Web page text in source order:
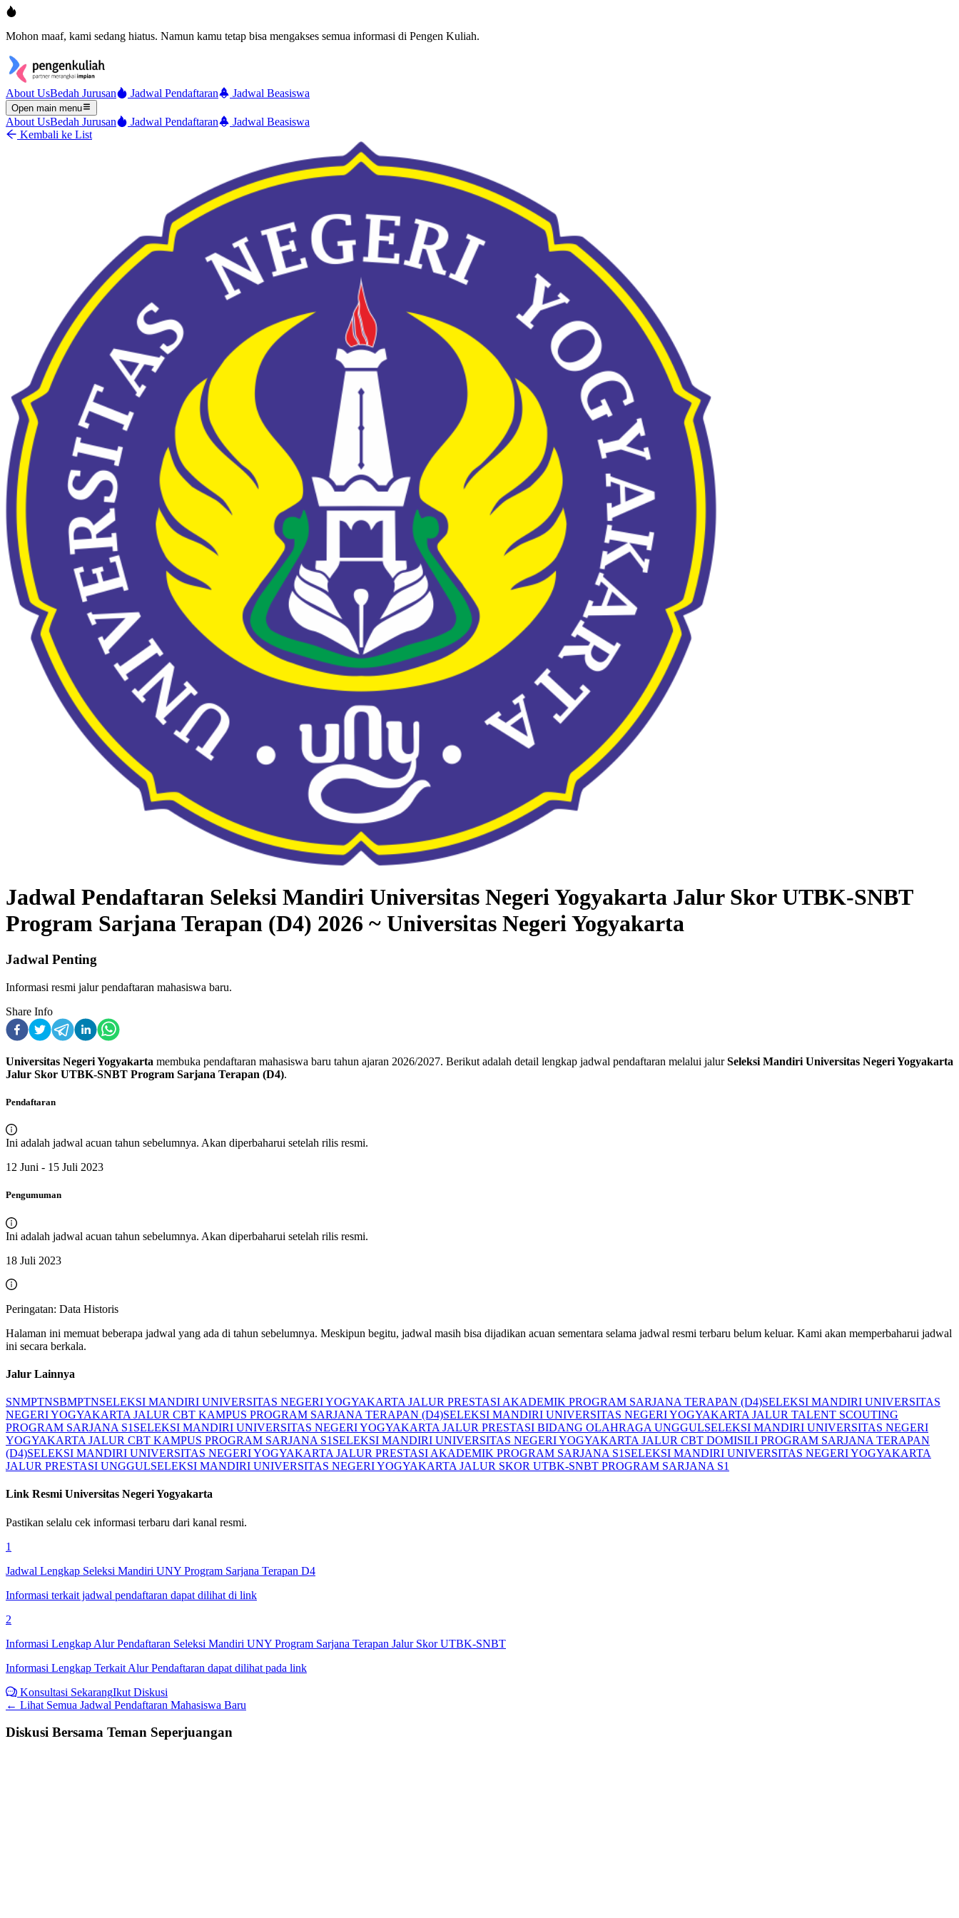
Mohon maaf, kami sedang hiatus. Namun kamu tetap bisa mengakses semua informasi di Pengen Kuliah.
About UsBedah Jurusan Jadwal Pendaftaran Jadwal Beasiswa
Open main menu
About UsBedah Jurusan Jadwal Pendaftaran
Jadwal Beasiswa
Kembali ke List
Jadwal Pendaftaran Seleksi Mandiri Universitas Negeri Yogyakarta Jalur Skor UTBK-SNBT
Program Sarjana Terapan (D4) 2026 ~ Universitas Negeri Yogyakarta
Jadwal Penting
Informasi resmi jalur pendaftaran mahasiswa baru.
Share Info
Universitas Negeri Yogyakarta membuka pendaftaran mahasiswa baru tahun ajaran 2026/2027. Berikut adalah detail lengkap jadwal pendaftaran melalui jalur Seleksi Mandiri Universitas Negeri Yogyakarta
Jalur Skor UTBK-SNBT Program Sarjana Terapan (D4).
Pendaftaran
Ini adalah jadwal acuan tahun sebelumnya. Akan diperbaharui setelah rilis resmi.
12 Juni - 15 Juli 2023
Pengumuman
Ini adalah jadwal acuan tahun sebelumnya. Akan diperbaharui setelah rilis resmi.
18 Juli 2023
Peringatan: Data Historis
Halaman ini memuat beberapa jadwal yang ada di tahun sebelumnya. Meskipun begitu, jadwal masih bisa dijadikan acuan sementara selama jadwal resmi terbaru belum keluar. Kami akan memperbaharui jadwal
ini secara berkala.
Jalur Lainnya
SNMPTNSBMPTNSELEKSI MANDIRI UNIVERSITAS NEGERI YOGYAKARTA JALUR PRESTASI AKADEMIK PROGRAM SARJANA TERAPAN (D4)SELEKSI MANDIRI UNIVERSITAS
NEGERI YOGYAKARTA JALUR CBT KAMPUS PROGRAM SARJANA TERAPAN (D4)SELEKSI MANDIRI UNIVERSITAS NEGERI YOGYAKARTA JALUR TALENT SCOUTING
PROGRAM SARJANA S1 SELEKSI MANDIRI UNIVERSITAS NEGERI YOGYAKARTA JALUR PRESTASI BIDANG OLAHRAGA UNGGULSELEKSI MANDIRI UNIVERSITAS NEGERI
YOGYAKARTA JALUR CBT KAMPUS PROGRAM SARJANA S1 SELEKSI MANDIRI UNIVERSITAS NEGERI YOGYAKARTA JALUR CBT DOMISILI PROGRAM SARJANA TERAPAN
(D4)SELEKSI MANDIRI UNIVERSITAS NEGERI YOGYAKARTA JALUR PRESTASI AKADEMIK PROGRAM SARJANA S1 SELEKSI MANDIRI UNIVERSITAS NEGERI YOGYAKARTA
JALUR PRESTASI UNGGULSELEKSI MANDIRI UNIVERSITAS NEGERI YOGYAKARTA JALUR SKOR UTBK-SNBT PROGRAM SARJANA S1
Link ResmiUniversitas Negeri Yogyakarta
Pastikan selalu cek informasi terbaru dari kanal resmi.
1
Jadwal Lengkap Seleksi Mandiri UNY Program Sarjana Terapan D4
Informasi terkait jadwal pendaftaran dapat dilihat di link
2
Informasi Lengkap Alur Pendaftaran Seleksi Mandiri UNY Program Sarjana Terapan Jalur Skor UTBK-SNBT
Informasi Lengkap Terkait Alur Pendaftaran dapat dilihat pada link
Konsultasi SekarangIkut Diskusi
← Lihat Semua Jadwal Pendaftaran Mahasiswa Baru
Diskusi Bersama Teman Seperjuangan